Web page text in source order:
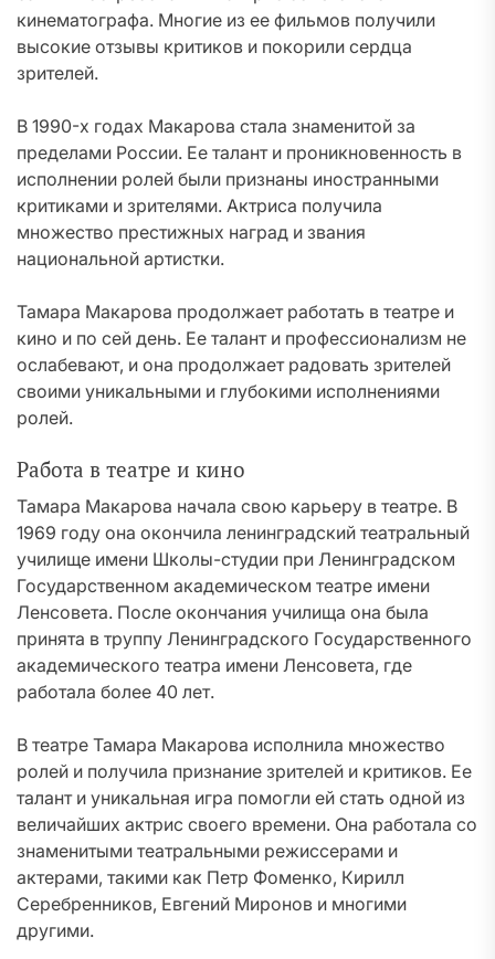
кинематографа. Многие из ее фильмов получили
высокие отзывы критиков и покорили сердца
зрителей.
В 1990-х годах Макарова стала знаменитой за
пределами России. Ее талант и проникновенность в
исполнении ролей были признаны иностранными
критиками и зрителями. Актриса получила
множество престижных наград и звания
национальной артистки.
Тамара Макарова продолжает работать в театре и
кино и по сей день. Ее талант и профессионализм не
ослабевают, и она продолжает радовать зрителей
своими уникальными и глубокими исполнениями
ролей.
Работа в театре и кино
Тамара Макарова начала свою карьеру в театре. В
1969 году она окончила ленинградский театральный
училище имени Школы-студии при Ленинградском
Государственном академическом театре имени
Ленсовета. После окончания училища она была
принята в труппу Ленинградского Государственного
академического театра имени Ленсовета, где
работала более 40 лет.
В театре Тамара Макарова исполнила множество
ролей и получила признание зрителей и критиков. Ее
талант и уникальная игра помогли ей стать одной из
величайших актрис своего времени. Она работала со
знаменитыми театральными режиссерами и
актерами, такими как Петр Фоменко, Кирилл
Серебренников, Евгений Миронов и многими
другими.